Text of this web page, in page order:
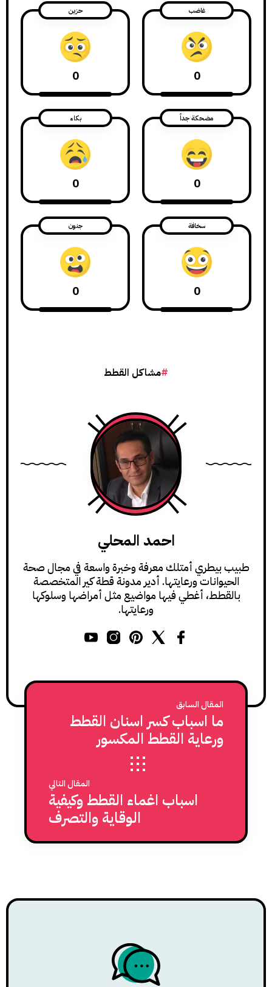
غاضب
0
حزين
0
مضحكة جداً
0
بكاء
0
سخافة
0
جنون
0
مشاكل القطط
احمد المحلي
طبيب بيطري أمتلك معرفة وخبرة واسعة في مجال صحة
الحيوانات ورعايتها. أدير مدونة قطة كير المتخصصة
بالقطط، أغطي فيها مواضيع مثل أمراضها وسلوكها
ورعايتها.
المقال السابق
ما اسباب كسر اسنان القطط
ورعاية القطط المكسور
المقال التالي
اسباب اغماء القطط وكيفية
الوقاية والتصرف